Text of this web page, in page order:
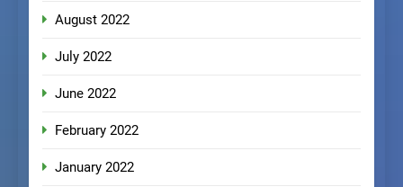
August 2022
July 2022
June 2022
February 2022
January 2022